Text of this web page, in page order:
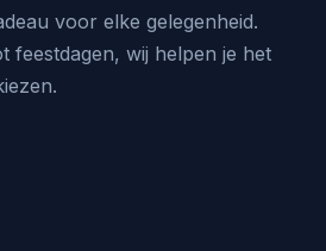
voor elke gelegenheid.
feestdagen, wij helpen je het